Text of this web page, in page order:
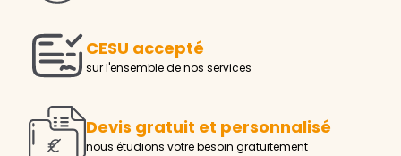
CESU accepté
sur l'ensemble de nos services
Devis gratuit et personnalisé
nous étudions votre besoin gratuitement